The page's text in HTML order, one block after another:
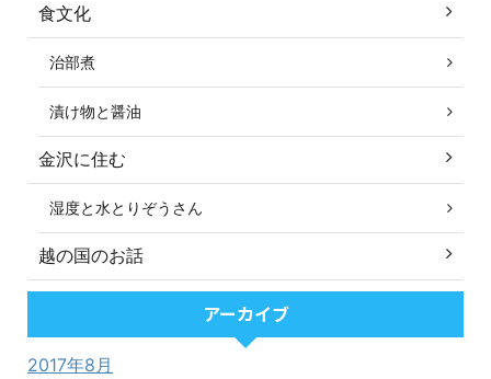
食文化
治部煮
漬け物と醤油
金沢に住む
湿度と水とりぞうさん
越の国のお話
アーカイブ
2017年8月